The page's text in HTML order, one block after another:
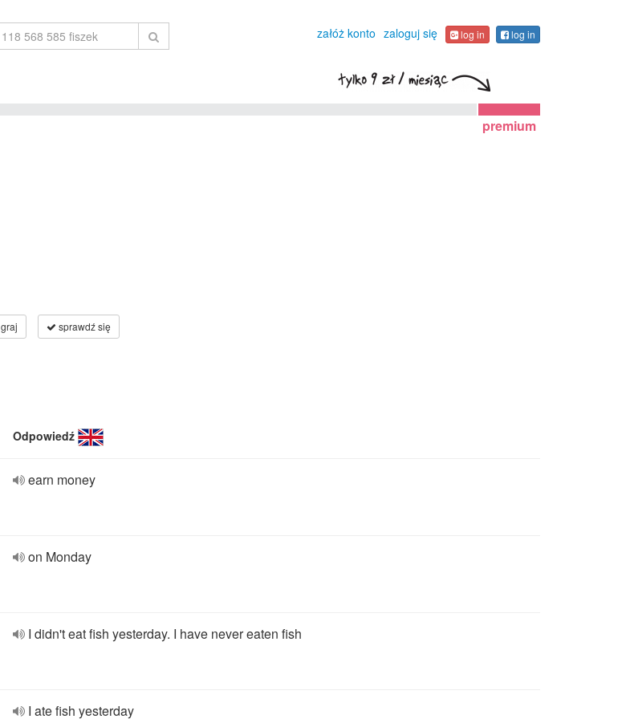
załóż konto zaloguj się log in log in
premium
graj sprawdź się
Odpowiedź
earn money
on Monday
I didn't eat fish yesterday. I have never eaten fish
I ate fish yesterday